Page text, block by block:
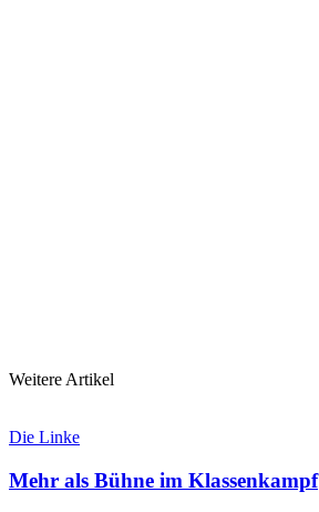
Weitere Artikel
Die Linke
Mehr als Bühne im Klassenkampf